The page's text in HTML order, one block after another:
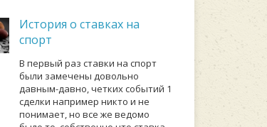
История о ставках на
спорт
В первый раз ставки на спорт
были замечены довольно
давным-давно, четких событий 1
сделки например никто и не
понимает, но все же ведомо